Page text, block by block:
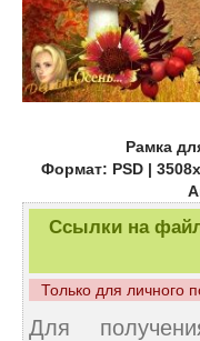
Рамка
Формат: PSD |
Ссылки на
Только для личного
Для